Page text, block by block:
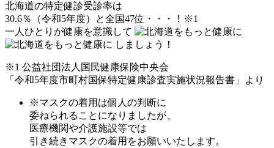
北海道の特定健診受診率は
30.6％（令和5年度）と全国47位・・・！ ※1
一人ひとりが健康を意識して
しましょう！
※1 公益社団法人国民健康保険中央会
「令和5年度市町村国保特定健康診査実施状況報告書」より
※マスクの着用は個人の判断に
委ねられることになりましたが、
医療機関や介護施設等では
引き続きマスクの着用をお願いいたします。